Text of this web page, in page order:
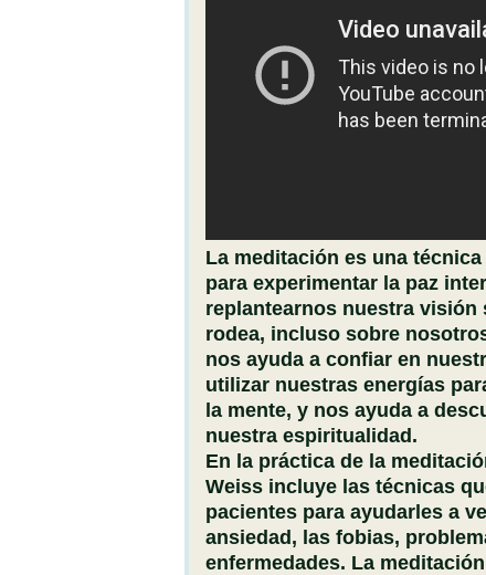
La meditación es una
para experimentar la paz
replantearnos nuestra visión
rodea, incluso sobre
nos ayuda a confiar en
utilizar nuestras energías
la mente, y nos ayuda a
nuestra espiritualidad.
En la práctica de la
Weiss incluye las técnicas
pacientes para ayudarles a
ansiedad, las fobias,
enfermedades. La